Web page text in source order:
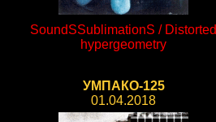
SoundSSublimationS / Distorted
hypergeometry
УМПАКО-125
01.04.2018